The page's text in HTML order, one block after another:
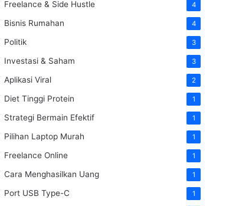
Freelance & Side Hustle 4
Bisnis Rumahan 4
Politik 3
Investasi & Saham 3
Aplikasi Viral 2
Diet Tinggi Protein 1
Strategi Bermain Efektif 1
Pilihan Laptop Murah 1
Freelance Online 1
Cara Menghasilkan Uang 1
Port USB Type-C 1